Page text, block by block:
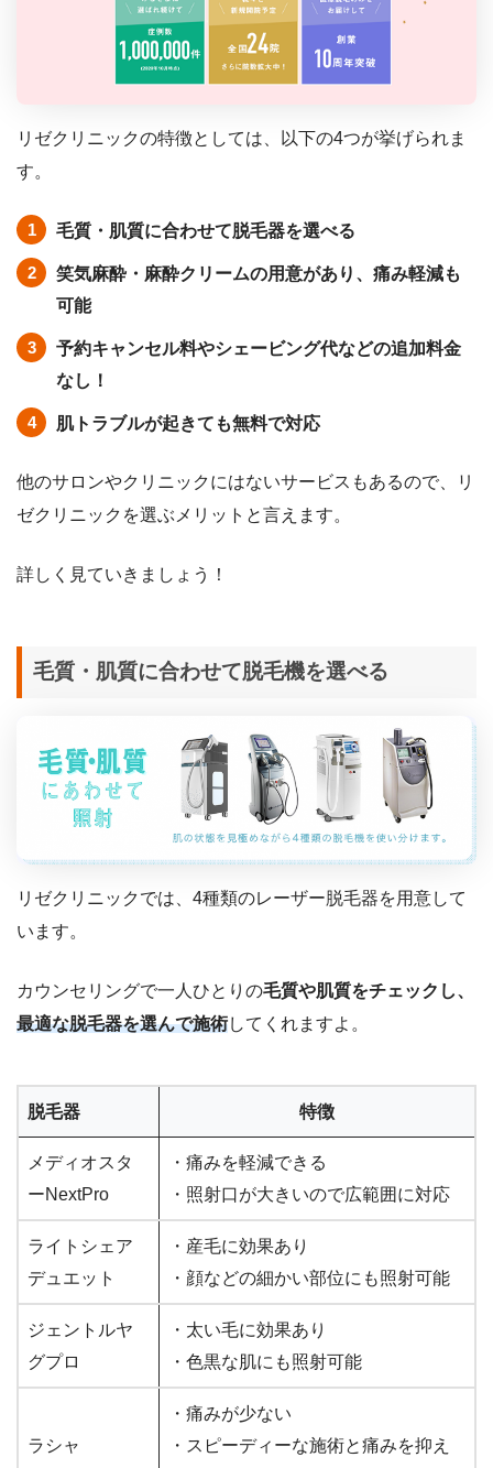
リゼクリニックの特徴としては、以下の4つが挙げられま
す。
毛質・肌質に合わせて脱毛器を選べる
笑気麻酔・麻酔クリームの用意があり、痛み軽減も
可能
予約キャンセル料やシェービング代などの追加料金
なし！
肌トラブルが起きても無料で対応
他のサロンやクリニックにはないサービスもあるので、リ
ゼクリニックを選ぶメリットと言えます。
詳しく見ていきましょう！
毛質・肌質に合わせて脱毛機を選べる
リゼクリニックでは、4種類のレーザー脱毛器を用意して
います。
カウンセリングで一人ひとりの毛質や肌質をチェックし、
最適な脱毛器を選んで施術してくれますよ。
脱毛器 特徴
メディオスタ
ーNextPro
・痛みを軽減できる
・照射口が大きいので広範囲に対応
ライトシェア
デュエット
・産毛に効果あり
・顔などの細かい部位にも照射可能
ジェントルヤ
グプロ
・太い毛に効果あり
・色黒な肌にも照射可能
ラシャ
・痛みが少ない
・スピーディーな施術と痛みを抑え